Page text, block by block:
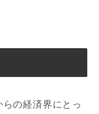
の経済界にとっ